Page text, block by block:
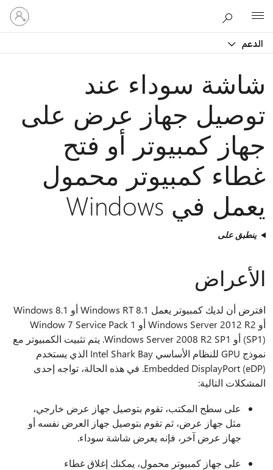
الدعم
تسجيل
الدخول
إلى
شاشة سوداء عند
توصيل جهاز عرض على
جهاز كمبيوتر أو فتح
غطاء كمبيوتر محمول
يعمل في Windows
ينطبق على
الأعراض
افترض أن لديك كمبيوتر يعمل Windows RT 8.1 أو Windows 8.1
أو Windows Server 2012 R2 أو Window 7 Service Pack 1
(SP1) أو Windows Server 2008 R2 SP1. يتم تثبيت الكمبيوتر مع
نموذج GPU للنظام الأساسي Intel Shark Bay الذي يستخدم
Embedded DisplayPort (eDP). في هذه الحالة، تواجه إحدى
المشكلات التالية:
على سطح المكتب، تقوم بتوصيل جهاز عرض خارجي،
مثل جهاز عرض، ثم تقوم بتوصيل جهاز العرض نفسه أو
جهاز عرض آخر، فإنه يعرض شاشة سوداء.
على جهاز كمبيوتر محمول، يمكنك إغلاق غطاء